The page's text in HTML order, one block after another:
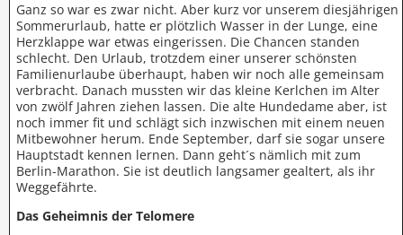
Ganz so war es zwar nicht. Aber kurz vor unserem diesjährigen
Sommerurlaub, hatte er plötzlich Wasser in der Lunge, eine
Herzklappe war etwas eingerissen. Die Chancen standen
schlecht. Den Urlaub, trotzdem einer unserer schönsten
Familienurlaube überhaupt, haben wir noch alle gemeinsam
verbracht. Danach mussten wir das kleine Kerlchen im Alter
von zwölf Jahren ziehen lassen. Die alte Hundedame aber, ist
noch immer fit und schlägt sich inzwischen mit einem neuen
Mitbewohner herum. Ende September, darf sie sogar unsere
Hauptstadt kennen lernen. Dann geht´s nämlich mit zum
Berlin-Marathon. Sie ist deutlich langsamer gealtert, als ihr
Weggefährte.
Das Geheimnis der Telomere